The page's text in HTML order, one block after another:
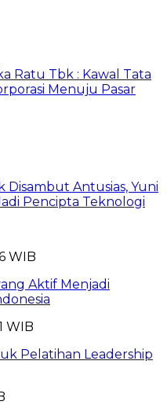
Ratu Tbk : Kawal Tata
Menuju Pasar
Disambut Antusias, Yuni
Pencipta Teknologi
WIB
Aktif Menjadi
WIB
Pelatihan Leadership